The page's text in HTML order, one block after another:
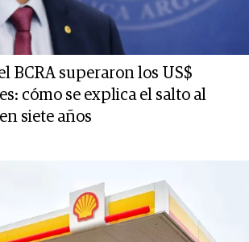
BCRA superaron los US$
cómo se explica el salto al
siete años